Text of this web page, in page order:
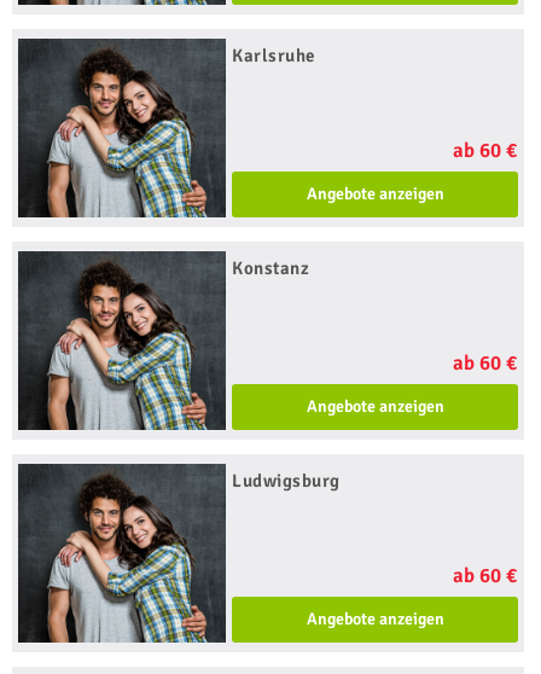
Karlsruhe
ab 60 €
Angebote anzeigen
Konstanz
ab 60 €
Angebote anzeigen
Ludwigsburg
ab 60 €
Angebote anzeigen